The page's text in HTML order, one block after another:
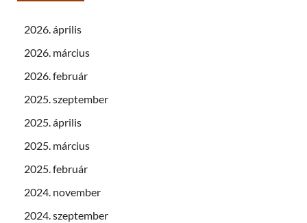
2026. április
2026. március
2026. február
2025. szeptember
2025. április
2025. március
2025. február
2024. november
2024. szeptember